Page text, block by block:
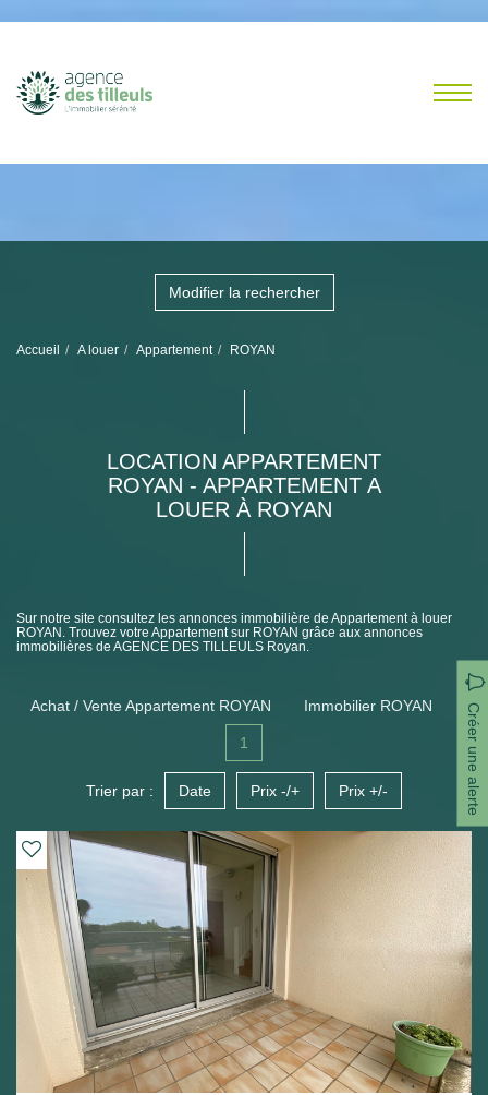
Modifier la rechercher
Accueil A louer Appartement ROYAN
LOCATION APPARTEMENT
ROYAN - APPARTEMENT A
LOUER À ROYAN
Sur notre site consultez les annonces immobilière de Appartement à louer
ROYAN. Trouvez votre Appartement sur ROYAN grâce aux annonces
immobilières de AGENCE DES TILLEULS Royan.
Achat / Vente Appartement ROYAN Immobilier ROYAN Créer une alerte
1
Trier par : Date Prix -/+ Prix +/-